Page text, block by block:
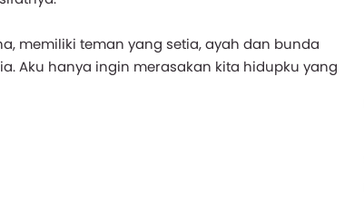
memiliki teman yang setia, ayah dan bunda
Aku hanya ingin merasakan kita hidupku yang